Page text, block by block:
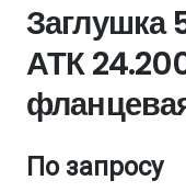
АТК
По запросу